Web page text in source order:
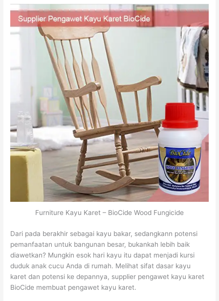
Furniture Kayu Karet – BioCide Wood Fungicide
Dari pada berakhir sebagai kayu bakar, sedangkann potensi
pemanfaatan untuk bangunan besar, bukankah lebih baik
diawetkan? Mungkin esok hari kayu itu dapat menjadi kursi
duduk anak cucu Anda di rumah. Melihat sifat dasar kayu
karet dan potensi ke depannya, supplier pengawet kayu karet
BioCide membuat pengawet kayu karet.